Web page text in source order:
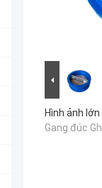
Hình ảnh lớn
Gang đúc